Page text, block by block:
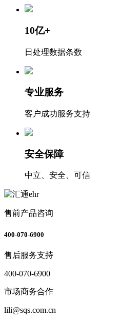
10亿+
日处理数据条数
专业服务
客户成功服务支持
安全保障
中立、安全、可信
售前产品咨询
400-070-6900
售后服务支持
400-070-6900
市场商务合作
lili@sqs.com.cn